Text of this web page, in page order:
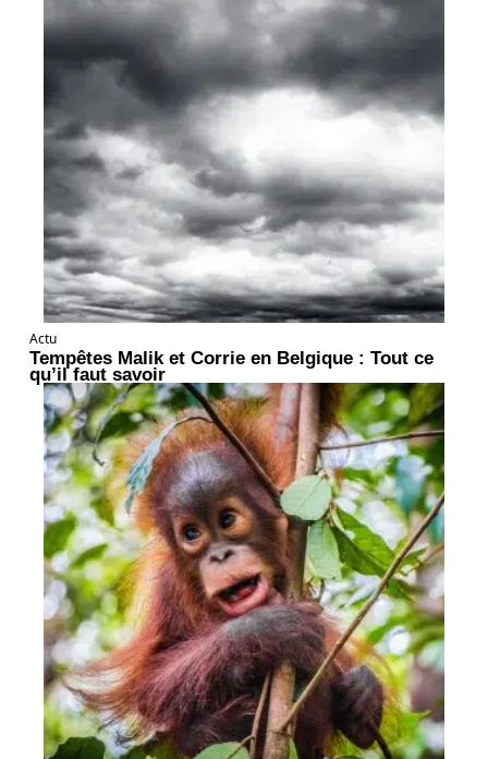
Actu
Tempêtes Malik et Corrie en Belgique : Tout ce
qu’il faut savoir